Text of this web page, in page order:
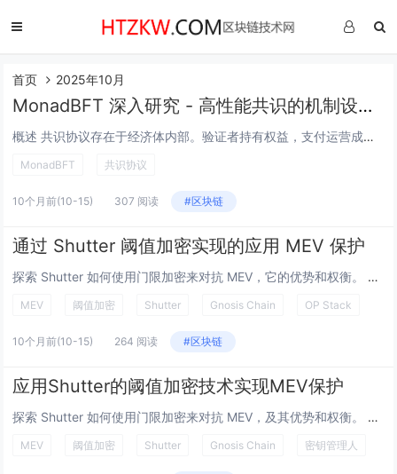
首页 2025年10月
MonadBFT 深入研究 - 高性能共识的机制设计基础 - 第 1 部分
概述 共识协议存在于经济体内部。验证者持有权益，支付运营成本，追逐或防御 MEV，有时还会串通。如果我们将 MonadBFT 仅仅描述为一个消息传递算法，我们就忽略了驱动真实结果的力量。在本系列中，我们将 MonadBFT 视为一种机制：...
MonadBFT 共识协议
10个月前(10-15) 307 阅读 #区块链
通过 Shutter 阈值加密实现的应用 MEV 保护
探索 Shutter 如何使用门限加密来对抗 MEV，它的优势和权衡。 研究 理解 MEV 及其对区块链用户的影响 透明性是区块链的基础特性之一，但它也使得通过控制区块内交易的顺序和包含来提取价值成为可能，这被称为 MEV，或最大...
MEV 阈值加密 Shutter Gnosis Chain OP Stack
10个月前(10-15) 264 阅读 #区块链
应用Shutter的阈值加密技术实现MEV保护
探索 Shutter 如何使用门限加密来对抗 MEV，及其优势和权衡。 参见 Cointelegraph 的研究文章：https://learnblockchain.cn/article/21213 理解 MEV 及其对区块链用户的...
MEV 阈值加密 Shutter Gnosis Chain 密钥管理人